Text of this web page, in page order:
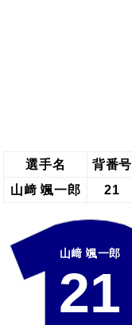
選手名 背番号
山﨑 颯一郎
21
山﨑 颯一郎
21